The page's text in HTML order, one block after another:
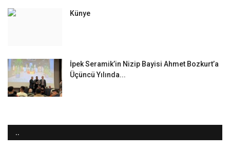
Künye
İpek Seramik’in Nizip Bayisi Ahmet Bozkurt’a
Üçüncü Yılında...
..